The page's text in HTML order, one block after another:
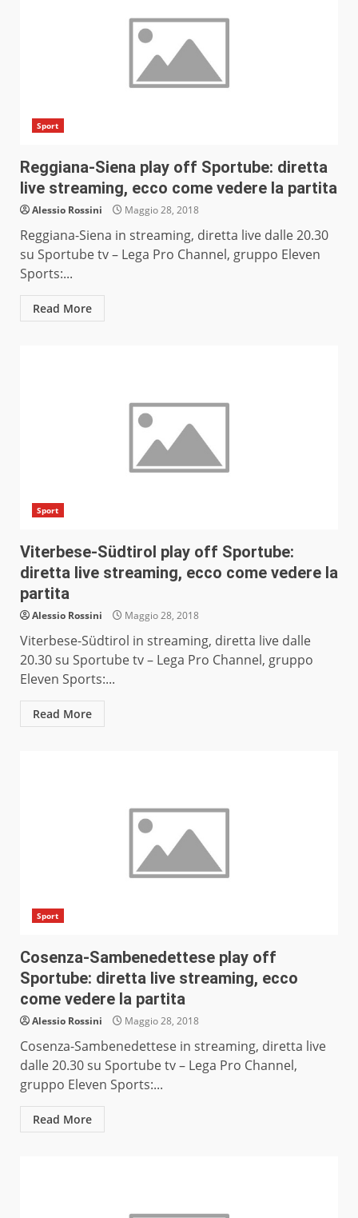
Sport
Reggiana-Siena play off Sportube: diretta
live streaming, ecco come vedere la partita
Alessio Rossini Maggio 28, 2018
Reggiana-Siena in streaming, diretta live dalle 20.30
su Sportube tv – Lega Pro Channel, gruppo Eleven
Sports:...
Read More
Sport
Viterbese-Südtirol play off Sportube:
diretta live streaming, ecco come vedere la
partita
Alessio Rossini Maggio 28, 2018
Viterbese-Südtirol in streaming, diretta live dalle
20.30 su Sportube tv – Lega Pro Channel, gruppo
Eleven Sports:...
Read More
Sport
Cosenza-Sambenedettese play off
Sportube: diretta live streaming, ecco
come vedere la partita
Alessio Rossini Maggio 28, 2018
Cosenza-Sambenedettese in streaming, diretta live
dalle 20.30 su Sportube tv – Lega Pro Channel,
gruppo Eleven Sports:...
Read More